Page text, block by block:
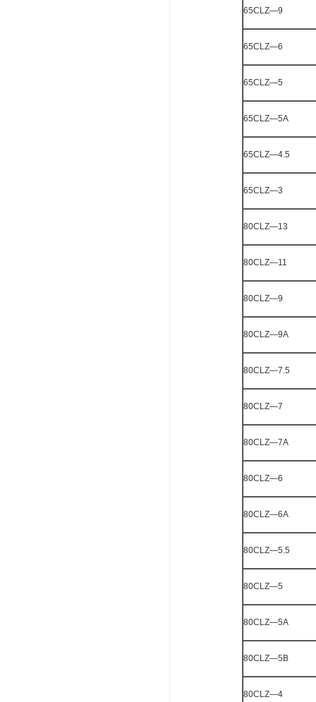
65CLZ—9
65CLZ—6
65CLZ—5
65CLZ—5A
65CLZ—4.5
65CLZ—3
80CLZ—13
80CLZ—11
80CLZ—9
80CLZ—9A
80CLZ—7.5
80CLZ—7
80CLZ—7A
80CLZ—6
80CLZ—6A
80CLZ—5.5
80CLZ—5
80CLZ—5A
80CLZ—5B
80CLZ—4